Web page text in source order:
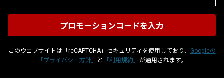
このウェブサイトは「reCAPTCHA」セキュリティを使用しており、
Googleの
「プライバシー方針」
と 「利用規約」 が適用されます。